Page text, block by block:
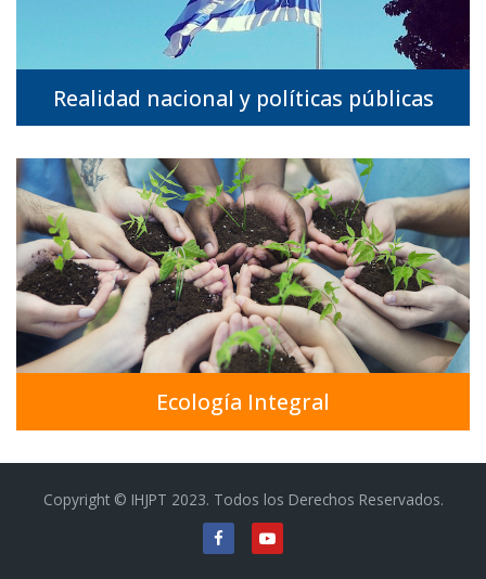
Realidad nacional y políticas públicas
Ecología Integral
Copyright © IHJPT 2023. Todos los Derechos Reservados.